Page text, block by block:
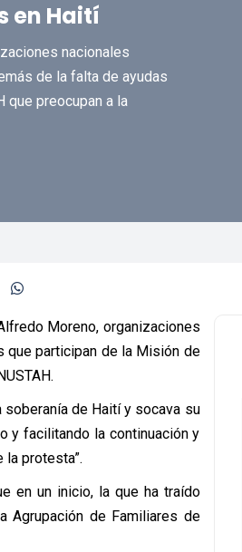
en Haití
nacionales
de la falta de ayudas
que preocupan a la
Moreno, organizaciones
que participan de la Misión de
soberanía de Haití y socava su
y facilitando la continuación y
protesta”.
en un inicio, la que ha traído
Agrupación de Familiares de